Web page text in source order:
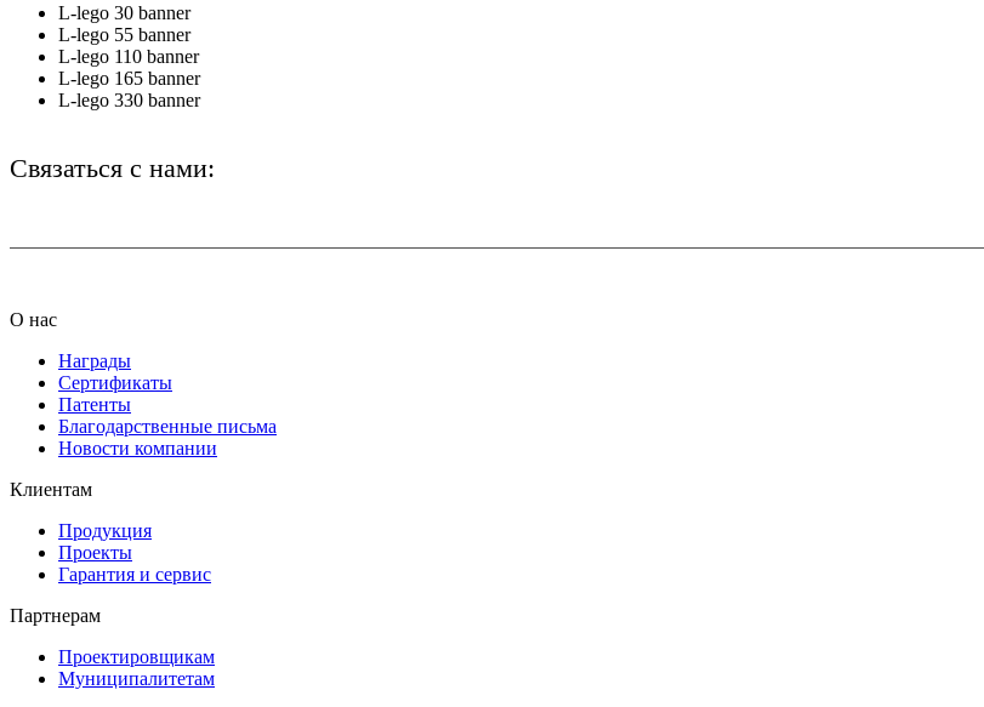
L-lego 30 banner
L-lego 55 banner
L-lego 110 banner
L-lego 165 banner
L-lego 330 banner
Связаться с нами:
О нас
Награды
Сертификаты
Патенты
Благодарственные письма
Новости компании
Клиентам
Продукция
Проекты
Гарантия и сервис
Партнерам
Проектировщикам
Муниципалитетам